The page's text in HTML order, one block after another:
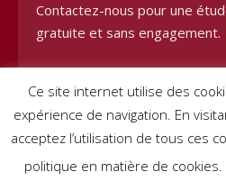
Contactez-nous pour une
gratuite et sans engagement.
Demander une étude
Ce site internet utilise des
expérience de navigation. En
acceptez l’utilisation de tous ces
politique en matière de cookies.